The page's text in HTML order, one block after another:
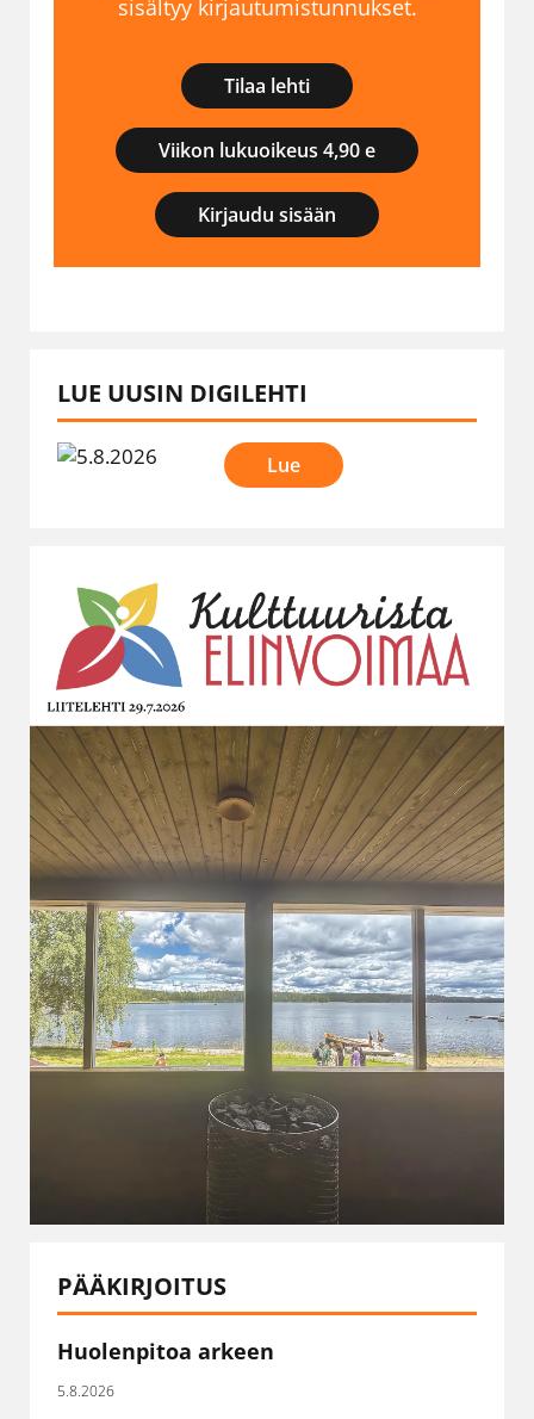
sisältyy kirjautumistunnukset.
Tilaa lehti
Viikon lukuoikeus 4,90 e
Kirjaudu sisään
LUE UUSIN DIGILEHTI
Lue
PÄÄKIRJOITUS
Huolenpitoa arkeen
5.8.2026